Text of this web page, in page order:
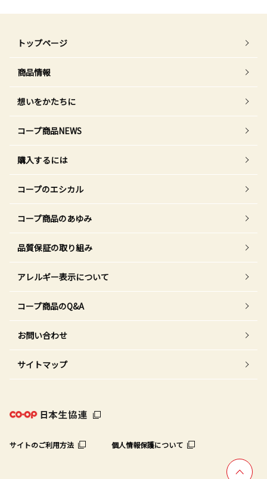
トップページ
商品情報
想いをかたちに
コープ商品NEWS
購入するには
コープのエシカル
コープ商品のあゆみ
品質保証の取り組み
アレルギー表示について
コープ商品のQ&A
お問い合わせ
サイトマップ
サイトのご利用方法 個人情報保護について